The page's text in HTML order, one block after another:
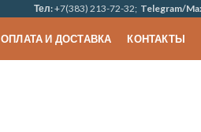
Тел:+7(383) 213-72-32; Telegram/
ОПЛАТА И ДОСТАВКА КОНТАКТЫ